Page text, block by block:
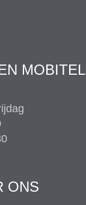
MOBITEL
ONS